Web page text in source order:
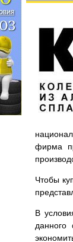
фирма
Чтобы
В
данного